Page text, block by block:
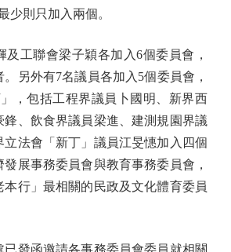
少則只加入兩個。
工聯會梁子穎各加入6個委員會，
另外有7名議員各加入5個委員會，
，包括工程界議員卜國明、新界西
鋒、飲食界議員梁進、建測規園界議
立法會「新丁」議員江旻憓加入四個
展事務委員會與教育事務委員會，
本行」最相關的民政及文化體育委員